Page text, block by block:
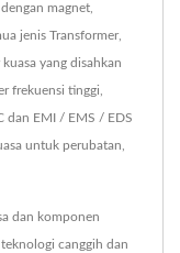
magnet,
jenis Transformer,
yang disahkan
frekuensi tinggi,
dan EMI / EMS / EDS
untuk perubatan,
dan komponen
canggih dan